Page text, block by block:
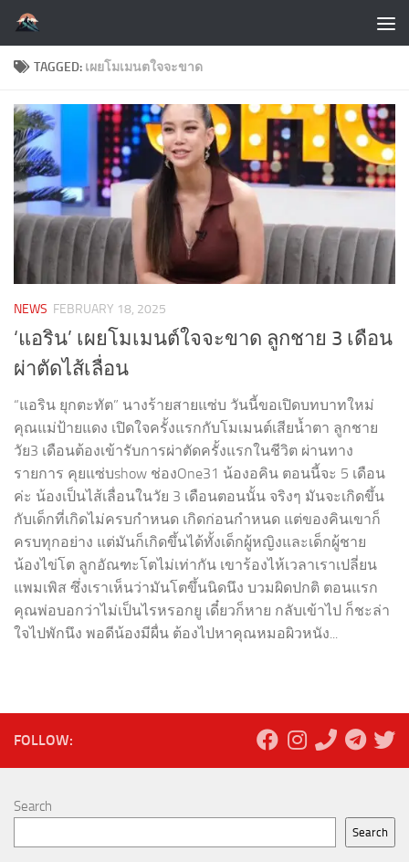
Skip to content
TAGGED: เผยโมเมนตใจจะขาด
NEWS FEBRUARY 18, 2025
‘แอริน’ เผยโมเมนต์ใจจะขาด ลูกชาย 3 เดือน
ผ่าตัดไส้เลื่อน
“แอริน ยุกตะทัต” นางร้ายสายแซ่บ วันนี้ขอเปิดบทบาทใหม่
คุณแม่ป้ายแดง เปิดใจครั้งแรกกับโมเมนต์เสียน้ำตา ลูกชาย
วัย3 เดือนต้องเข้ารับการผ่าตัดครั้งแรกในชีวิต ผ่านทาง
รายการ คุยแซ่บshow ช่องOne31 น้องอคิน ตอนนี้จะ 5 เดือน
ค่ะ น้องเป็นไส้เลื่อนในวัย 3 เดือนตอนนั้น จริงๆ มันจะเกิดขึ้น
กับเด็กที่เกิดไม่ครบกำหนด เกิดก่อนกำหนด แต่ของคินเขาก็
ครบทุกอย่าง แต่มันก็เกิดขึ้นได้ทั้งเด็กผู้หญิงและเด็กผู้ชาย
น้องไข่โต ลูกอัณฑะโตไม่เท่ากัน เขาร้องไห้เวลาเราเปลี่ยน
แพมเพิส ซึ่งเราเห็นว่ามันโตขึ้นนิดนึง บวมผิดปกติ ตอนแรก
คุณพ่อบอกว่าไม่เป็นไรหรอกยู เดี๋ยวก็หาย กลับเข้าไป ก็ชะล่า
ใจไปพักนึง พอดีน้องมีผื่น ต้องไปหาคุณหมอผิวหนัง...
FOLLOW:
Search
Search